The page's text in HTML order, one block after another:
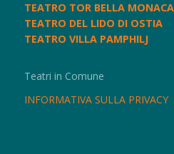
TEATRO TOR BELLA MONACA
TEATRO DEL LIDO DI OSTIA
TEATRO VILLA PAMPHILJ
Teatri in Comune
INFORMATIVA SULLA PRIVACY